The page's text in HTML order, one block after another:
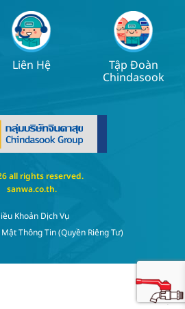
Liên Hệ Tập Đoàn
Chindasook
all rights reserved.
sanwa.co.th.
Khoản Dịch Vụ
Thông Tin (quyền Riêng Tư)